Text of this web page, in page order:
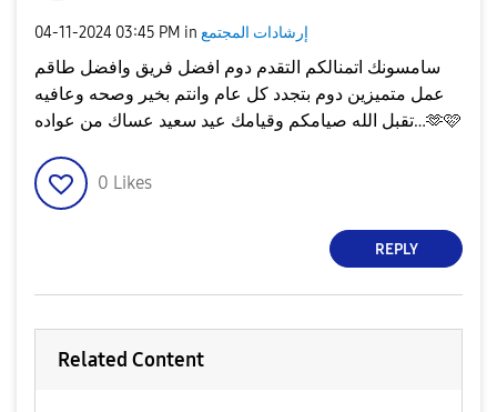
‎04-11-2024 03:45 PM in إرشادات المجتمع
سامسونك اتمنالكم التقدم دوم افضل فريق وافضل طاقم
عمل متميزين دوم بتجدد كل عام وانتم بخير وصحه وعافيه
تقبل الله صيامكم وقيامك عيد سعيد عساك من عواده…🫶🩷
0 Likes
REPLY
Related Content